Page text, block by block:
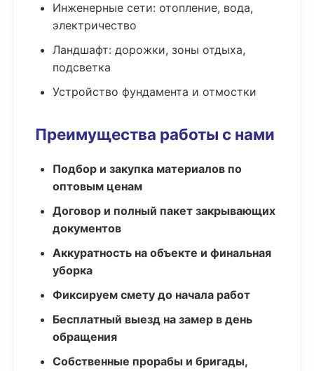
Инженерные сети: отопление, вода,
электричество
Ландшафт: дорожки, зоны отдыха,
подсветка
Устройство фундамента и отмостки
Преимущества работы с нами
Подбор и закупка материалов по
оптовым ценам
Договор и полный пакет закрывающих
документов
Аккуратность на объекте и финальная
уборка
Фиксируем смету до начала работ
Бесплатный выезд на замер в день
обращения
Собственные прорабы и бригады,